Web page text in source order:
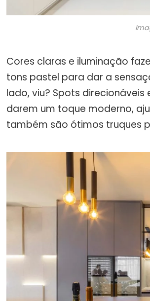
Cores claras e iluminação
tons pastel para dar a
lado, viu? Spots direcionáveis
darem um toque moderno,
também são ótimos truques